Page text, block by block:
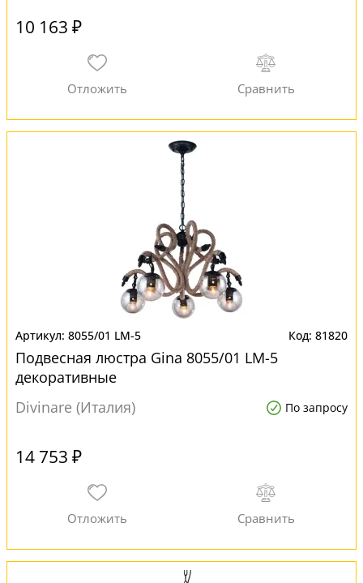
10 163 ₽
8055/01 LM-5 81820
Подвесная люстра Gina 8055/01 LM-5
декоративные
Divinare (Италия)
По запросу
14 753 ₽